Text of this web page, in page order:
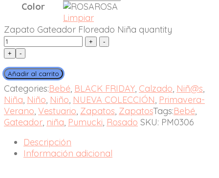
Color
ROSA
Limpiar
Zapato Gateador Floreado Niña quantity
+ -
Añadir al carrito
Categories:Bebé, BLACK FRIDAY, Calzado, Niñ@s,
Niña, Niño, Niño, NUEVA COLECCIÓN, Primavera-
Verano, Vestuario, Zapatos, ZapatosTags:Bebé,
Gateador, niña, Pumucki, Rosado SKU: PM0306
Descripción
Información adicional